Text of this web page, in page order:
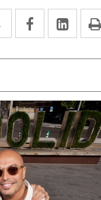
Twitter
Enlace
a
una
externa.
Facebook
Enlace
a
una
externa.
a
una